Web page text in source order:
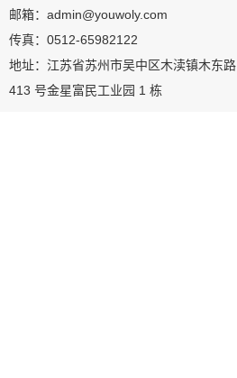
邮箱：admin@youwoly.com
传真：0512-65982122
地址：江苏省苏州市吴中区木渎镇木东路
413 号金星富民工业园 1 栋